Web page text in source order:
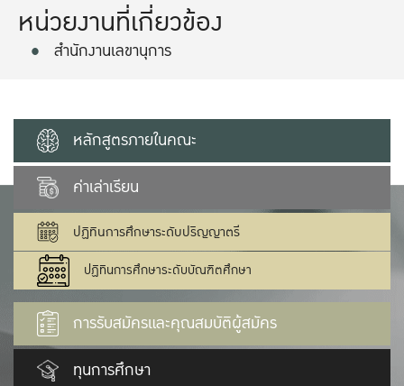
หน่วยงานที่เกี่ยวข้อง
สำนักงานเลขานุการ
หลักสูตรภายในคณะ
ค่าเล่าเรียน
ปฏิทินการศึกษาระดับปริญญาตรี
ปฏิทินการศึกษาระดับบัณฑิตศึกษา
การรับสมัครและคุณสมบัติผู้สมัคร
ทุนการศึกษา